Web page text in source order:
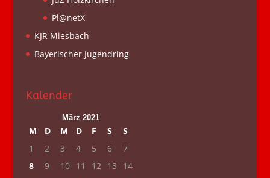
Pl@netX
KJR Miesbach
Bayerischer Jugendring
Kalender
März 2021
M D M D F S
S
1
2 3 4 5 6
7
8
9 10 11 12 13
14